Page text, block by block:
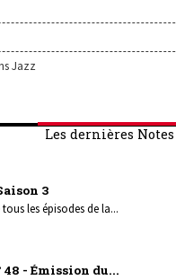
Jazz
Les dernières
3
les épisodes de la...
- Émission du...